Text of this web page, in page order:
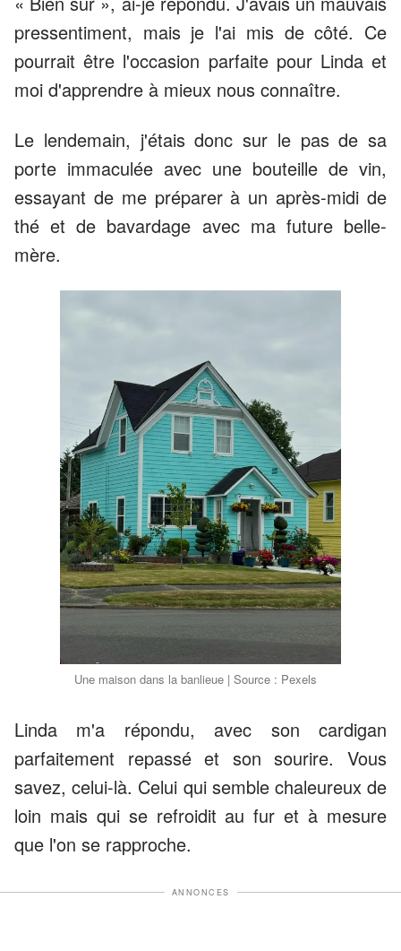
pressentiment, mais je l'ai mis de côté. Ce
pourrait être l'occasion parfaite pour Linda et
moi d'apprendre à mieux nous connaître.
Le lendemain, j'étais donc sur le pas de sa
porte immaculée avec une bouteille de vin,
essayant de me préparer à un après-midi de
thé et de bavardage avec ma future belle-
mère.
Une maison dans la banlieue | Source : Pexels
Linda m'a répondu, avec son cardigan
parfaitement repassé et son sourire. Vous
savez, celui-là. Celui qui semble chaleureux de
loin mais qui se refroidit au fur et à mesure
que l'on se rapproche.
ANNONCES